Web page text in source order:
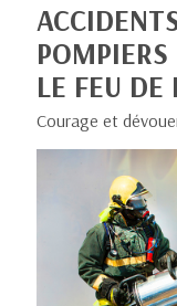
LE FEU DE
Courage et